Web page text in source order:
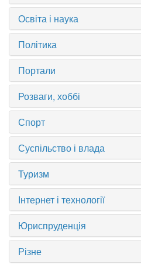
Освіта і наука
Політика
Портали
Розваги, хоббі
Спорт
Суспільство і влада
Туризм
Інтернет і технології
Юриспруденція
Різне